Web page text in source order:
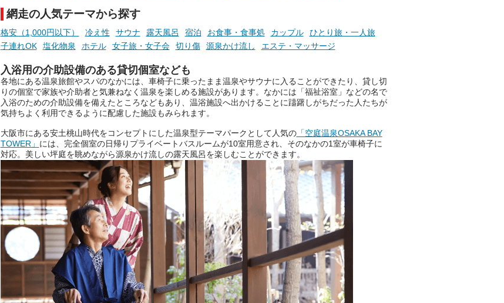
そんな心のつぶやきを、湯あが
りの温まった心のまま相談でき
たら素敵ですよね。
ニフティ温泉の「占いベンチ」
は、そんなあなたの心のつぶや
きをプロの占い師に相談するこ
とができるサービスです。
おふろパス会員様なら、この特
別なひとときを「毎月10分無
料」でご利用いただけます。
お湯で体がほぐれたら、次は占
い師さんとお話しして、心もほ
ぐしてみませんか？
───
提供元：万葉倶楽部株式会社
【PR】
網走の人気テーマから探す
格安（1,000円以下） 冷え性 サウナ 露天風呂 宿泊 お食事・食事処 カップル
ひとり旅・一人旅
子連れOK
塩化物泉 ホテル 女子旅・女子会 切り傷 源泉かけ流し エステ・マッサージ
入浴用の介助設備のある貸切個室なども
各地にある温泉旅館やスパのなかには、車椅子に乗ったまま温泉やサウナに入ることができたり、貸し切
りの個室で家族や介助者と気兼ねなく温泉を楽しめる施設があります。なかには「福祉浴室」などの名で
入浴のための介助設備を備えたところなどもあり、温浴施設へ出かけることに躊躇しがちだった人たちが
気持ちよく利用できるように配慮した施設もみられます。
大阪市にある安土桃山時代をコンセプトにした温泉型テーマパークとして人気の「空庭温泉OSAKA BAY
TOWER」 には、完全個室の日帰りプライベートバスルームが10室用意され、そのなかの1室が車椅子に
対応。美しい坪庭を眺めながら源泉かけ流しの露天風呂を楽しむことができます。